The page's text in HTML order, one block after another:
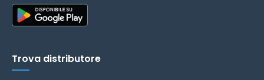
Trova distributore